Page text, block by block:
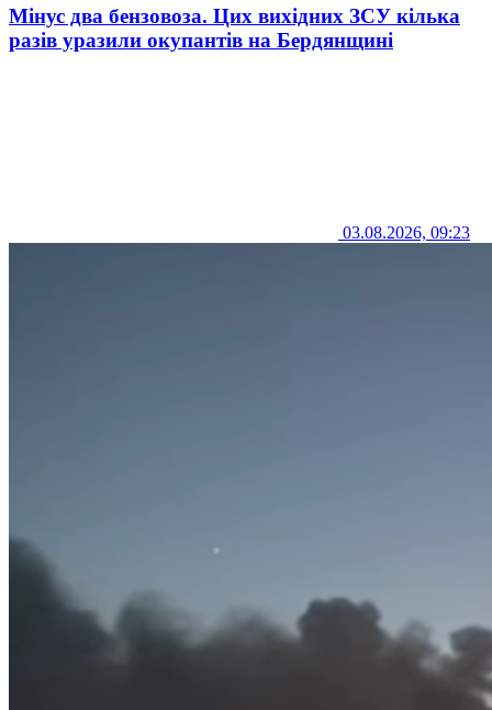
Мінус два бензовоза. Цих вихідних ЗСУ кілька
разів уразили окупантів на Бердянщині
03.08.2026, 09:23